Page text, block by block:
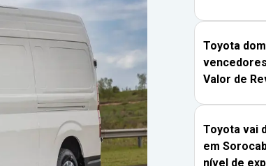
Toyota
Valor de
Toyota vai
em
nível de